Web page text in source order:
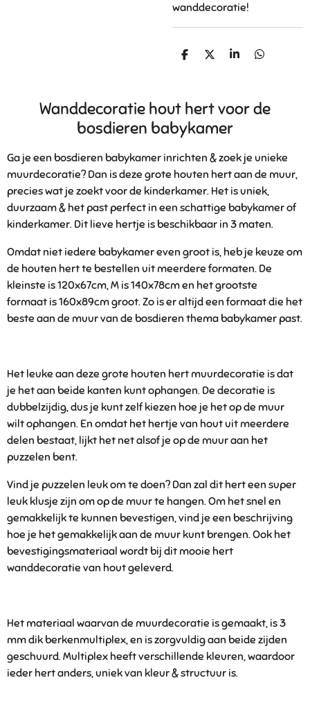
wanddecoratie!
D
n
D
S
D
n
Wanddecoratie hout hert voor de
bosdieren babykamer
Ga je een bosdieren babykamer inrichten & zoek je unieke
muurdecoratie? Dan is deze grote houten hert aan de muur,
precies wat je zoekt voor de kinderkamer. Het is uniek,
duurzaam & het past perfect in een schattige babykamer of
kinderkamer. Dit lieve hertje is beschikbaar in 3 maten.
Omdat niet iedere babykamer even groot is, heb je keuze om
de houten hert te bestellen uit meerdere formaten. De
kleinste is 120x67cm, M is 140x78cm en het grootste
formaat is 160x89cm groot. Zo is er altijd een formaat die het
beste aan de muur van de bosdieren thema babykamer past.
Het leuke aan deze grote houten hert muurdecoratie is dat
je het aan beide kanten kunt ophangen. De decoratie is
dubbelzijdig, dus je kunt zelf kiezen hoe je het op de muur
wilt ophangen. En omdat het hertje van hout uit meerdere
delen bestaat, lijkt het net alsof je op de muur aan het
puzzelen bent.
Vind je puzzelen leuk om te doen? Dan zal dit hert een super
leuk klusje zijn om op de muur te hangen. Om het snel en
gemakkelijk te kunnen bevestigen, vind je een beschrijving
hoe je het gemakkelijk aan de muur kunt brengen. Ook het
bevestigingsmateriaal wordt bij dit mooie hert
wanddecoratie van hout geleverd.
Het materiaal waarvan de muurdecoratie is gemaakt, is 3
mm dik berkenmultiplex, en is zorgvuldig aan beide zijden
geschuurd. Multiplex heeft verschillende kleuren, waardoor
ieder hert anders, uniek van kleur & structuur is.